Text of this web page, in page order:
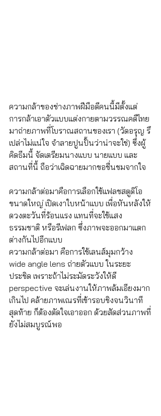
ความกล้าของช่างภาพฝีมือดีคนนี้มีตั้งแต่
การกล้าเอาตัวแบบแต่งกายตามวรรณคดีไทย
มาถ่ายภาพที่โบราณสถานของเรา (วัดอรุญ รึ
เปล่าไม่แน่ใจ จำลายปูนปั้นว่าน่าจะใช่) ซึ่งผู้
คิดธีมนี้ จัดเตรียมนางแบบ นายแบบ และ
สถานที่นี้ ถือว่าเฉิดฉายมากขอชื่นชมจากใจ
ความกล้าต่อมาคือการเลือกใช้แฟลชสตูดิโอ
ขนาดใหญ่ เปิดเงาใบหน้าแบบ เพื่อหันหลังให้
ดวงตะวันที่ร้อนแรง แทนที่จะใช้แสง
ธรรมชาติ หรือรีเฟลก ซึ่งภาพจะออกมาแตก
ต่างกันไปอีกแบบ
ความกล้าต่อมา คือการใช้เลนส์มุมกว้าง
wide angle lens ถ่ายตัวแบบ ในระยะ
ประชิด เพราะถ้าไม่ระมัดระวังให้ดี
perspective จะเล่นงานให้ภาพล้มเอียงมาก
เกินไป คล้ายภาพเณรที่เข้ารอบชิงจนวินาที
สุดท้าย ก็ต้องตัดใจเอาออก ด้วยสัดส่วนภาพที่
ยังไม่สมบูรณ์พอ